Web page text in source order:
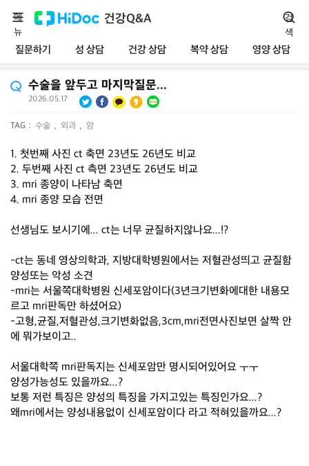
건강Q&A
질문하기 성 상담 건강 상담 복약 상담 영양 상담
메
뉴
검
색
수술을 앞두고 마지막질문...
2026.05.17
TAG : 수술 , 외과 , 암
1. 첫번째 사진 ct 축면 23년도 26년도 비교
2. 두번째 사진 ct 측면 23년도 26년도 비교
3. mri 종양이 나타남 축면
4. mri 종양 모습 전면
선생님도 보시기에... ct는 너무 균질하지않나요...!?
-ct는 동네 영상의학과, 지방대학병원에서는 저혈관성띄고 균질함
양성또는 악성 소견
-mri는 서울쪽대학병원 신세포암이다(3년크기변화에대한 내용모
르고 mri판독만 하셨어요)
-고형,균질,저혈관성,크기변화없음,3cm,mri전면사진보면 살짝 안
에 뭐가보이고..
서울대학쪽 mri판독지는 신세포암만 명시되어있어요 ㅜㅜ
양성가능성도 있을까요...?
보통 저런 특징은 양성의 특징을 가지고있는 특징인가요...?
왜mri에서는 양성내용없이 신세포암이다 라고 적혀있을까요...?